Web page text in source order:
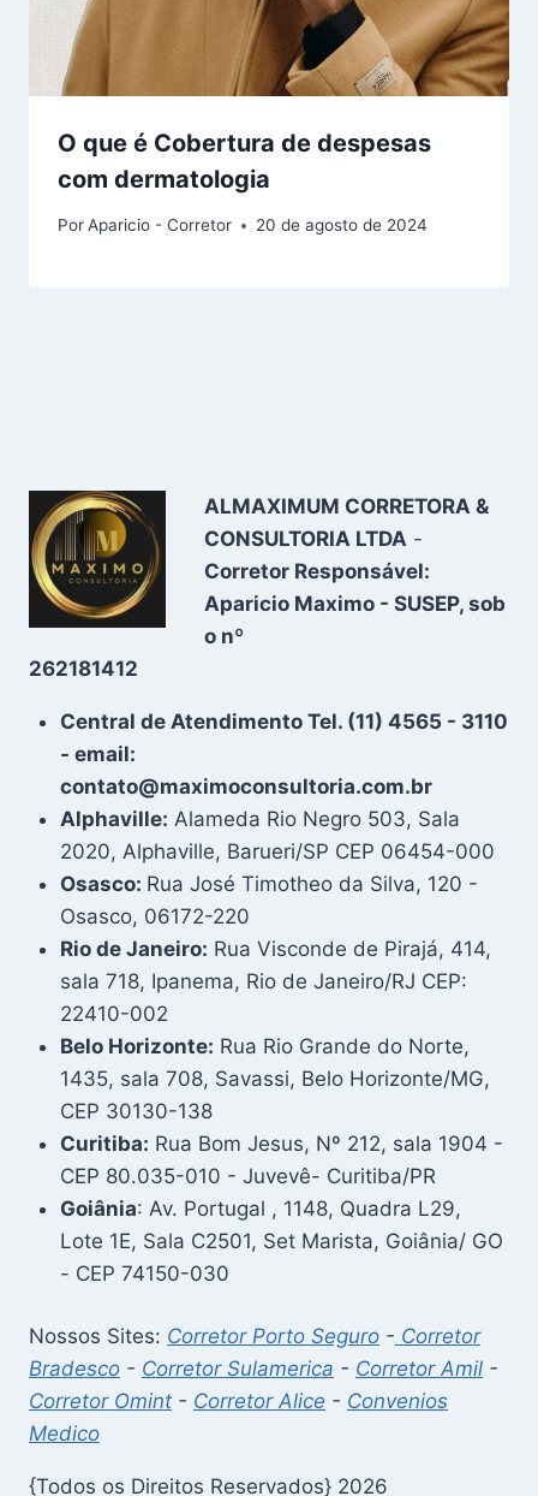
O que é Cobertura de despesas
com dermatologia
PorAparicio - Corretor 20 de agosto de 2024
ALMAXIMUM CORRETORA &
CONSULTORIA LTDA -
Corretor Responsável:
Aparicio Maximo - SUSEP, sob
o nº
262181412
Central de Atendimento Tel. (11) 4565 - 3110
- email:
contato@maximoconsultoria.com.br
Alphaville: Alameda Rio Negro 503, Sala
2020, Alphaville, Barueri/SP CEP 06454-000
Osasco: Rua José Timotheo da Silva, 120 -
Osasco, 06172-220
Rio de Janeiro: Rua Visconde de Pirajá, 414,
sala 718, Ipanema, Rio de Janeiro/RJ CEP:
22410-002
Belo Horizonte: Rua Rio Grande do Norte,
1435, sala 708, Savassi, Belo Horizonte/MG,
CEP 30130-138
Curitiba: Rua Bom Jesus, Nº 212, sala 1904 -
CEP 80.035-010 - Juvevê- Curitiba/PR
Goiânia: Av. Portugal , 1148, Quadra L29,
Lote 1E, Sala C2501, Set Marista, Goiânia/ GO
- CEP 74150-030
Nossos Sites: Corretor Porto Seguro - Corretor
Bradesco - Corretor Sulamerica - Corretor Amil -
Corretor Omint - Corretor Alice - Convenios
Medico
{Todos os Direitos Reservados} 2026